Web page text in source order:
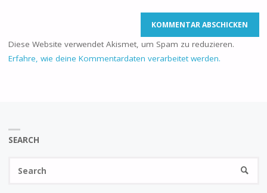
Diese Website verwendet Akismet, um Spam zu reduzieren.
Erfahre, wie deine Kommentardaten verarbeitet werden.
SEARCH